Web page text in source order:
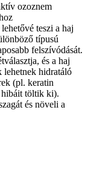
ozoznem
teszi a haj
típusú
felszívódását.
és a haj
lehetnek hidratáló
(pl. keratin
hibáit töltik ki).
és növeli a